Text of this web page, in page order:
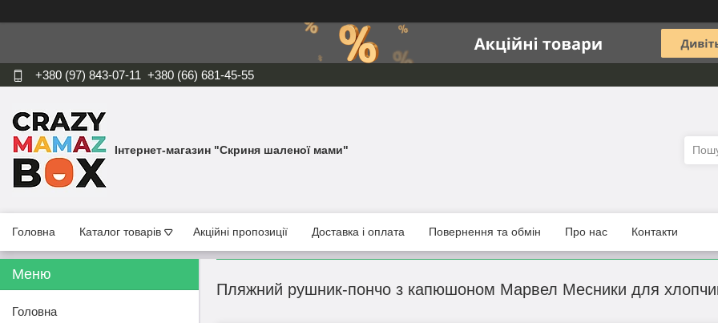
+380 (97) 843-07-11 +380 (66) 681-45-55
Інтернет-магазин "Скриня шаленої мами"
Головна Каталог товарів Акційні пропозиції Доставка і оплата Повернення та обмін Про нас Контакти
Пляжний рушник-пончо з капюшоном Марвел Месники для
Головна